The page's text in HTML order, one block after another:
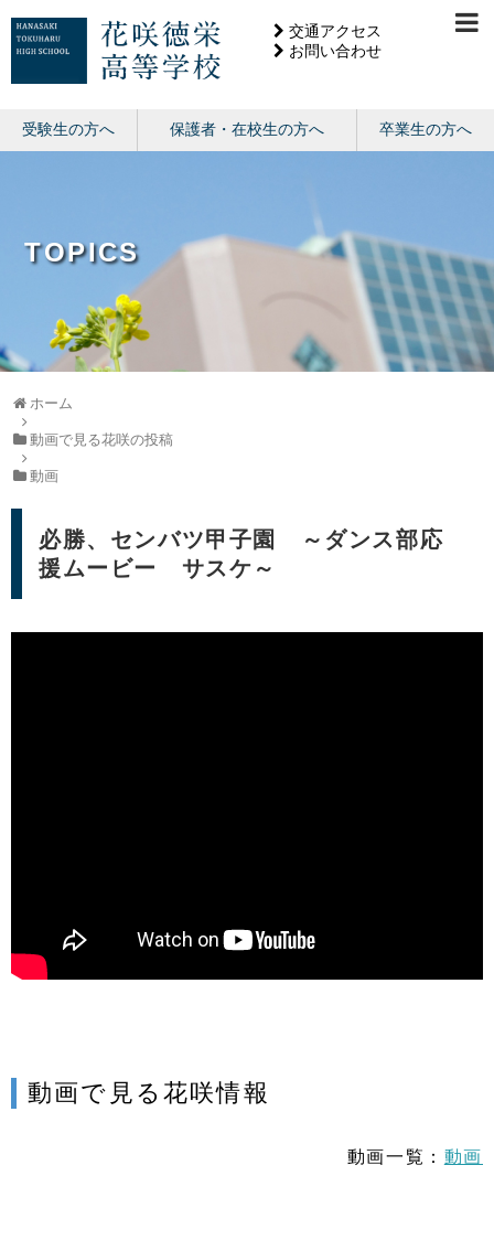
交通アクセス
お問い合わせ
受験生の方へ 保護者・在校生の方へ 卒業生の方へ
TOPICS
ホーム
動画で見る花咲の投稿
動画
必勝、センバツ甲子園 ～ダンス部応
援ムービー サスケ～
動画で見る花咲情報
動画一覧： 動画